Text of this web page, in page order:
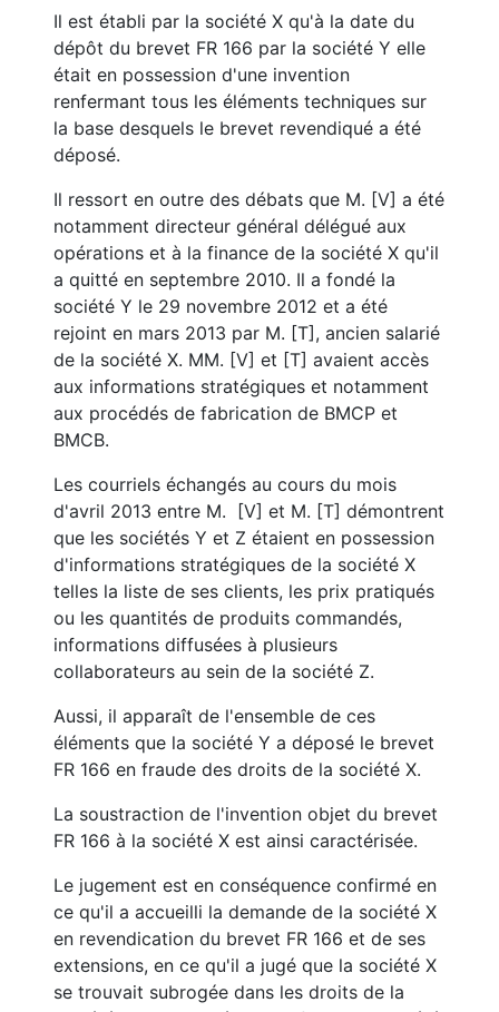
Il est établi par la société X qu'à la date du
dépôt du brevet FR 166 par la société Y elle
était en possession d'une invention
renfermant tous les éléments techniques sur
la base desquels le brevet revendiqué a été
déposé.
Il ressort en outre des débats que M. [V] a été
notamment directeur général délégué aux
opérations et à la finance de la société X qu'il
a quitté en septembre 2010. Il a fondé la
société Y le 29 novembre 2012 et a été
rejoint en mars 2013 par M. [T], ancien salarié
de la société X. MM. [V] et [T] avaient accès
aux informations stratégiques et notamment
aux procédés de fabrication de BMCP et
BMCB.
Les courriels échangés au cours du mois
d'avril 2013 entre M. [V] et M. [T] démontrent
que les sociétés Y et Z étaient en possession
d'informations stratégiques de la société X
telles la liste de ses clients, les prix pratiqués
ou les quantités de produits commandés,
informations diffusées à plusieurs
collaborateurs au sein de la société Z.
Aussi, il apparaît de l'ensemble de ces
éléments que la société Y a déposé le brevet
FR 166 en fraude des droits de la société X.
La soustraction de l'invention objet du brevet
FR 166 à la société X est ainsi caractérisée.
Le jugement est en conséquence confirmé en
ce qu'il a accueilli la demande de la société X
en revendication du brevet FR 166 et de ses
extensions, en ce qu'il a jugé que la société X
se trouvait subrogée dans les droits de la